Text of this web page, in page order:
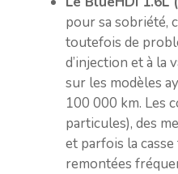
pour sa sobriété,
toutefois de
d’injection et à la
sur les modèles
100 000 km. Les
particules), des
et parfois la
remontées